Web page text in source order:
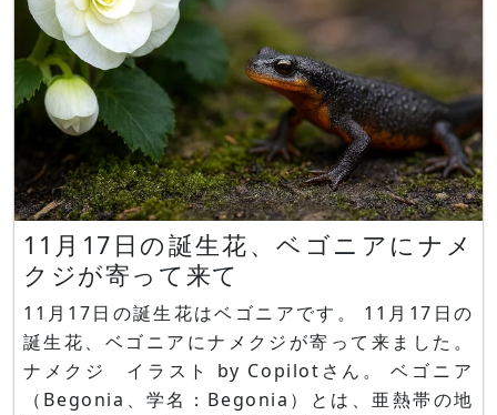
11月17日の誕生花、ベゴニアにナメ
クジが寄って来て
11月17日の誕生花はベゴニアです。 11月17日の
誕生花、ベゴニアにナメクジが寄って来ました。
ナメクジ イラスト by Copilotさん。 ベゴニア
（Begonia、学名：Begonia）とは、亜熱帯の地